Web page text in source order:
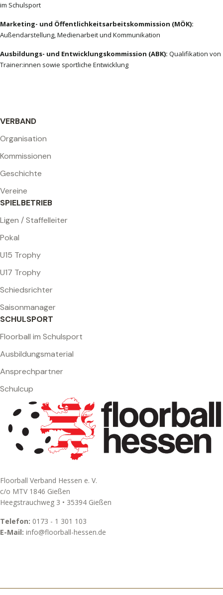
im Schulsport
Marketing- und Öffentlichkeitsarbeitskommission (MÖK):
Außendarstellung, Medienarbeit und Kommunikation
Ausbildungs- und Entwicklungskommission (ABK): Qualifikation von
Trainer:innen sowie sportliche Entwicklung
VERBAND
Organisation
Kommissionen
Geschichte
Vereine
SPIELBETRIEB
Ligen / Staffelleiter
Pokal
U15 Trophy
U17 Trophy
Schiedsrichter
Saisonmanager
SCHULSPORT
Floorball im Schulsport
Ausbildungsmaterial
Ansprechpartner
Schulcup
Floorball Verband Hessen e. V.
c/o MTV 1846 Gießen
Heegstrauchweg 3 • 35394 Gießen
Telefon: 0173 - 1 301 103
E-Mail: info@floorball-hessen.de